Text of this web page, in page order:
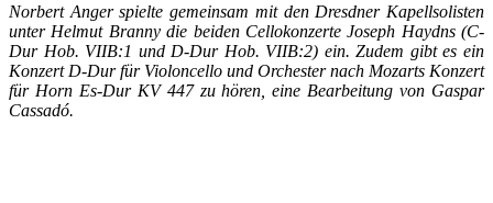
Norbert Anger spielte gemeinsam mit den Dresdner Kapellsolisten
unter Helmut Branny die beiden Cellokonzerte Joseph Haydns (C-
Dur Hob. VIIB:1 und D-Dur Hob. VIIB:2) ein. Zudem gibt es ein
Konzert D-Dur für Violoncello und Orchester nach Mozarts Konzert
für Horn Es-Dur KV 447 zu hören, eine Bearbeitung von Gaspar
Cassadó.